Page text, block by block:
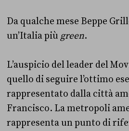
Da qualche mese Beppe
un’Italia più green.
L’auspicio del leader del
quello di seguire l’ottimo
rappresentato dalla città
Francisco. La metropoli
rappresenta un punto di